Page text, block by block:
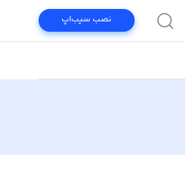
نصب سیب‌اپ